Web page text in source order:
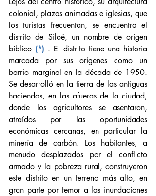
colonial, plazas animadas e iglesias, que
los turistas frecuentan, se encuentra el
distrito de Siloé, un nombre de origen
bíblico (*) . El distrito tiene una historia
marcada por sus orígenes como un
barrio marginal en la década de 1950.
Se desarrolló en la tierra de las antiguas
haciendas, en las afueras de la ciudad,
donde los agricultores se asentaron,
atraídos por las oportunidades
económicas cercanas, en particular la
minería de carbón. Los habitantes, a
menudo desplazados por el conflicto
armado y la pobreza rural, construyeron
este distrito en un terreno más alto, en
gran parte por temor a las inundaciones